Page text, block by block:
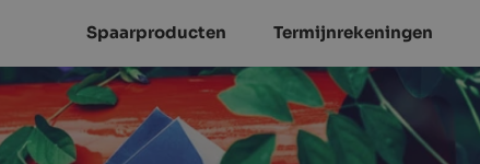
Spaarproducten Termijnrekeningen